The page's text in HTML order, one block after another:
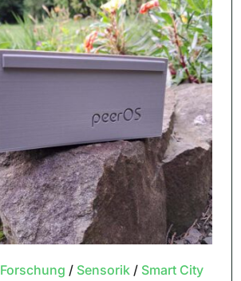
Forschung / Sensorik/ Smart City